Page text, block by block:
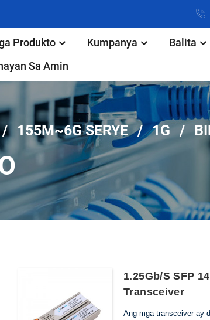
Produkto Kumpanya Balita
Sa Amin
155M~6G SERYE 1G
1.25Gb/s SFP
Transceiver
Ang mga transceiver ay